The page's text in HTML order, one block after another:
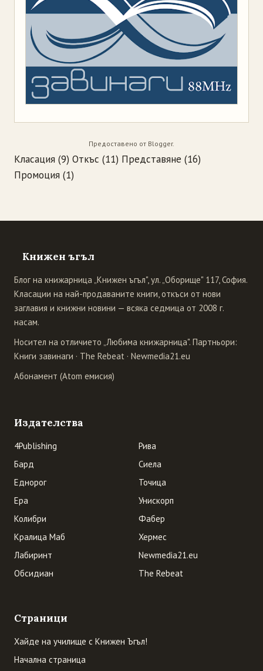
Предоставено от Blogger.
Класация (9) Откъс (11) Представяне (16)
Промоция (1)
Книжен ъгъл
Блог на книжарница „Книжен ъгъл", ул. „Оборище" 117, София.
Класации на най-продаваните книги, откъси от нови
заглавия и книжни новини — всяка седмица от 2008 г.
насам.
Носител на отличието „Любима книжарница". Партньори:
Книги завинаги · The Rebeat · Newmedia21.eu
Абонамент (Atom емисия)
Издателства
4Publishing
Бард
Еднорог
Ера
Колибри
Кралица Маб
Лабиринт
Обсидиан
Рива
Сиела
Точица
Унискорп
Фабер
Хермес
Newmedia21.eu
The Rebeat
Страници
Хайде на училище с Книжен Ъгъл!
Начална страница